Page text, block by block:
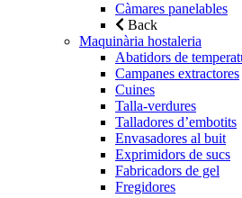
Càmares panelables
Back
Maquinària hostaleria
Abatidors de
Campanes extractores
Cuines
Talla-verdures
Talladores d’embotits
Envasadores al buit
Exprimidors de sucs
Fabricadors de gel
Fregidores